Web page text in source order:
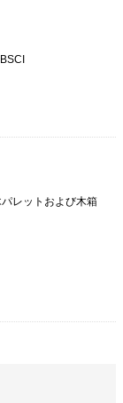
レットおよび木箱